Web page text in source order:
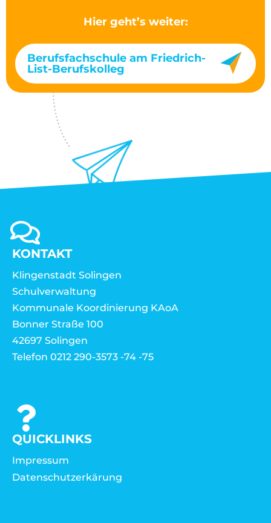
Hier geht’s weiter:
Berufsfachschule am Friedrich-
List-Berufskolleg
KONTAKT
Klingenstadt Solingen
Schulverwaltung
Kommunale Koordinierung KAoA
Bonner Straße 100
42697 Solingen
Telefon 0212 290-3573 -74 -75
QUICKLINKS
Impressum
Datenschutzerkärung